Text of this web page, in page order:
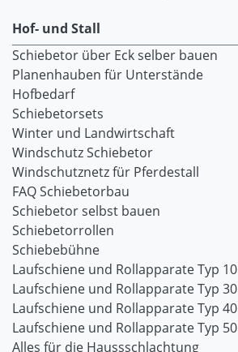
Hof- und Stall
Schiebetor über Eck selber bauen
Planenhauben für Unterstände
Hofbedarf
Schiebetorsets
Winter und Landwirtschaft
Windschutz Schiebetor
Windschutznetz für Pferdestall
FAQ Schiebetorbau
Schiebetor selbst bauen
Schiebetorrollen
Schiebebühne
Laufschiene und Rollapparate Typ 10
Laufschiene und Rollapparate Typ 30
Laufschiene und Rollapparate Typ 40
Laufschiene und Rollapparate Typ 50
Alles für die Haussschlachtung